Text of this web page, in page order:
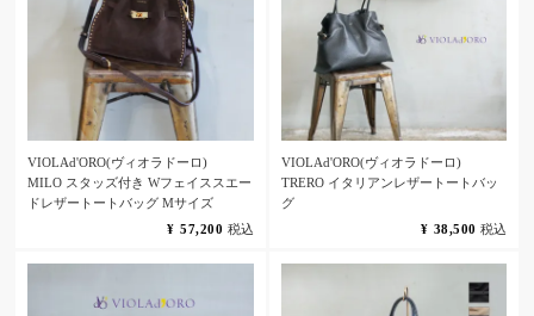
VIOLAd'ORO(ヴィオラドーロ)
MILO スタッズ付き Wフェイススエー
ドレザートートバッグ Mサイズ
¥ 57,200 税込
VIOLAd'ORO(ヴィオラドーロ)
TRERO イタリアンレザートートバッ
グ
¥ 38,500 税込